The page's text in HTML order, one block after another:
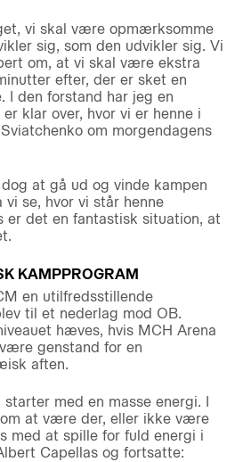
vi skal være opmærksomme
sig, som den udvikler sig. Vi
om, at vi skal være ekstra
efter, der er sket en
I den forstand har jeg en
klar over, hvor vi er henne i
om morgendagens
at gå ud og vinde kampen
se, hvor vi står henne
er det en fantastisk situation, at
KAMPPROGRAM
en utilfredsstillende
til et nederlag mod OB.
hæves, hvis MCH Arena
genstand for en
aften.
med en masse energi. I
at være der, eller ikke være
med at spille for fuld energi i
Capellas og fortsatte: